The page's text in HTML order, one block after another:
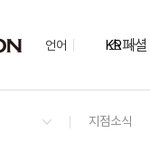
언어 KR
스페
OVERVIEW
그랜드 켄싱턴 회원권
OVERVIEW
스탠다드 온돌(설악산 비전망)
OVERVIEW
2F 더 퀸 레스토랑(모닝/디너)
OVERVIEW
OVERVIEW
OVERVIEW
하이킹 장비 렌탈 서비스